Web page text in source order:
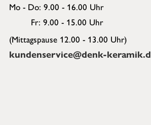
Mo - Do: 9.00 - 16.00 Uhr
Fr: 9.00 - 15.00 Uhr
(Mittagspause 12.00 - 13.00 Uhr)
kundenservice@denk-